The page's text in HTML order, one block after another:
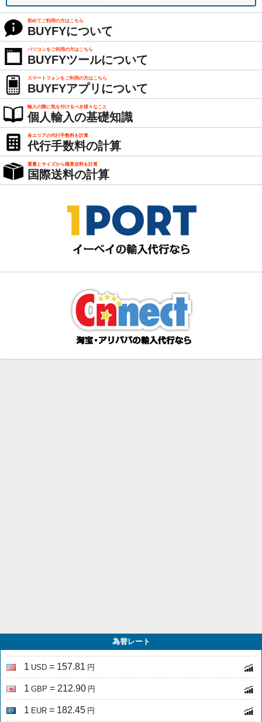
初めてご利用の方はこちら
BUYFYについて
パソコンをご利用の方はこちら
BUYFYツールについて
スマートフォンをご利用の方はこちら
BUYFYアプリについて
輸入の際に気を付けるべき様々なこと
個人輸入の基礎知識
各エリアの代行手数料を計算
代行手数料の計算
重量とサイズから概算送料を計算
国際送料の計算
為替レート
1 USD = 157.81 円
1 GBP = 212.90 円
1 EUR = 182.45 円